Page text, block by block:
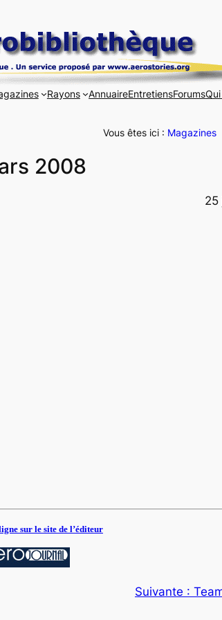
Rayons AnnuaireEntretiensForums
Vous êtes ici : Magazines
2008
25
sur le site de l’éditeur
Suivante :